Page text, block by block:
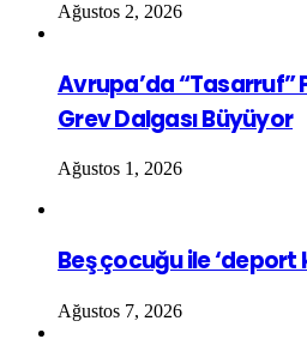
Ağustos 2, 2026
Avrupa’da “Tasarruf”
Grev Dalgası Büyüyor
Ağustos 1, 2026
Beş çocuğu ile ‘deport
Ağustos 7, 2026